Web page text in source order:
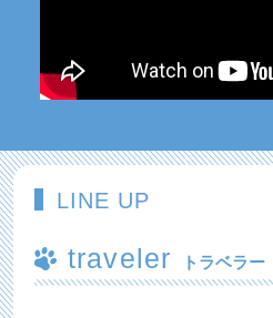
LINE UP
traveler トラベラー